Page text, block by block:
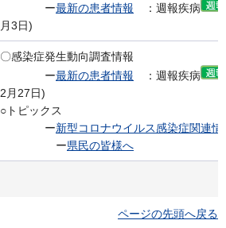
ー最新の患者情報 ：週報疾病
月3日)
〇感染症発生動向調査情報
ー最新の患者情報 ：週報疾病
2月27日)
○トピックス
ー新型コロナウイルス感染症関連情
ー県民の皆様へ
ページの先頭へ戻る